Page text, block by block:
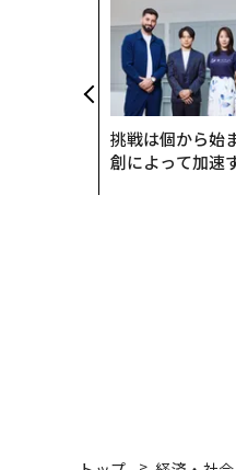
挑戦は個から始
創によって加速